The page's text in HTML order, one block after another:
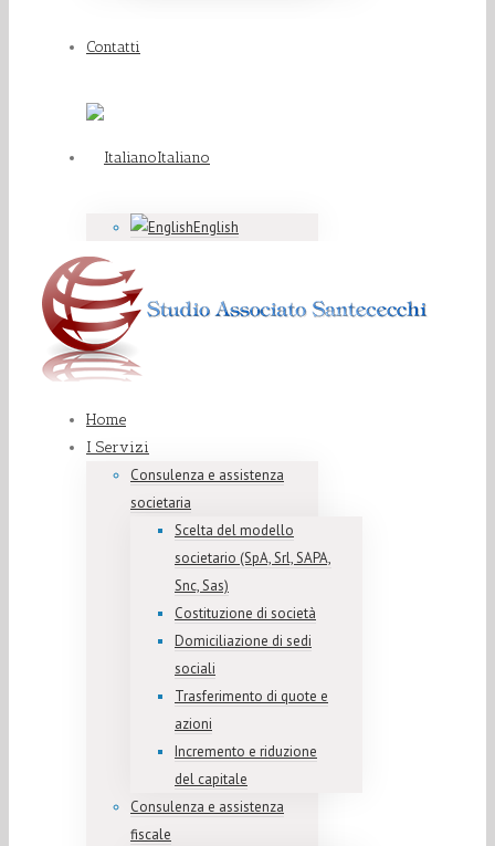
Contatti
Italiano
English
Home
I Servizi
Consulenza e assistenza
societaria
Scelta del modello
societario (SpA, Srl, SAPA,
Snc, Sas)
Costituzione di società
Domiciliazione di sedi
sociali
Trasferimento di quote e
azioni
Incremento e riduzione
del capitale
Consulenza e assistenza
fiscale